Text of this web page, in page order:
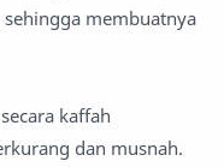
membuatnya
kaffah
dan musnah.